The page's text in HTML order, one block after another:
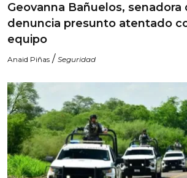
Geovanna Bañuelos, senadora
denuncia presunto atentado
equipo
Anaid Piñas / Seguridad